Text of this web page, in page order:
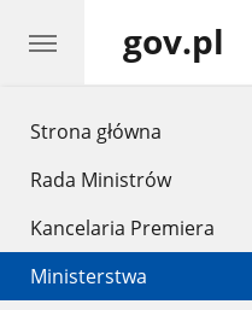
Strona główna
Rada Ministrów
Kancelaria Premiera
Ministerstwa
gov.pl